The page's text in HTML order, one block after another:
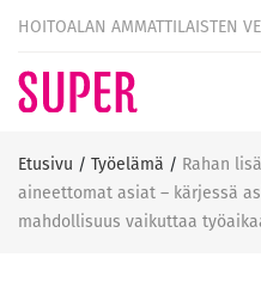
HOITOALAN AMMATTILAISTEN
Etusivu / Työelämä / Rahan
aineettomat asiat – kärjessä
mahdollisuus vaikuttaa